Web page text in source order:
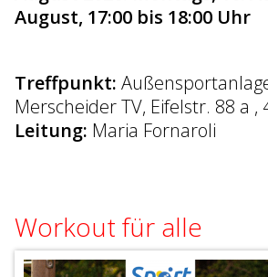
August, 17:00 bis 18:00 Uhr
Treffpunkt:
Merscheider TV, Eifelstr. 88 a ,
Leitung: Maria Fornaroli
Workout für alle